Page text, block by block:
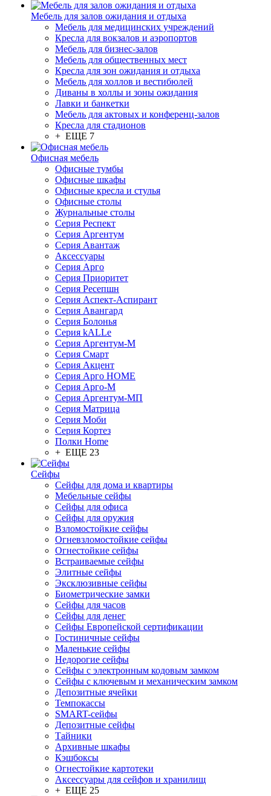
Мебель для залов ожидания и отдыха
Мебель для медицинских учреждений
Кресла для вокзалов и аэропортов
Мебель для бизнес-залов
Мебель для общественных мест
Кресла для зон ожидания и отдыха
Мебель для холлов и вестибюлей
Диваны в холлы и зоны ожидания
Лавки и банкетки
Мебель для актовых и конференц-залов
Кресла для стадионов
+ ЕЩЕ 7
Офисная мебель
Офисные тумбы
Офисные шкафы
Офисные кресла и стулья
Офисные столы
Журнальные столы
Серия Респект
Серия Аргентум
Серия Авантаж
Аксессуары
Серия Арго
Серия Приоритет
Серия Ресепшн
Серия Аспект-Аспирант
Серия Авангард
Серия Болонья
Серия kALLe
Серия Аргентум-М
Серия Смарт
Серия Акцент
Серия Арго HOME
Серия Арго-М
Серия Аргентум-МП
Серия Матрица
Серия Моби
Серия Кортез
Полки Home
+ ЕЩЕ 23
Сейфы
Сейфы для дома и квартиры
Мебельные сейфы
Сейфы для офиса
Сейфы для оружия
Взломостойкие сейфы
Огневзломостойкие сейфы
Огнестойкие сейфы
Встраиваемые сейфы
Элитные сейфы
Эксклюзивные сейфы
Биометрические замки
Сейфы для часов
Сейфы для денег
Сейфы Европейской сертификации
Гостиничные сейфы
Маленькие сейфы
Недорогие сейфы
Сейфы с электронным кодовым замком
Сейфы с ключевым и механическим замком
Депозитные ячейки
Темпокассы
SMART-сейфы
Депозитные сейфы
Тайники
Архивные шкафы
Кэшбоксы
Огнестойкие картотеки
Аксессуары для сейфов и хранилищ
+ ЕЩЕ 25